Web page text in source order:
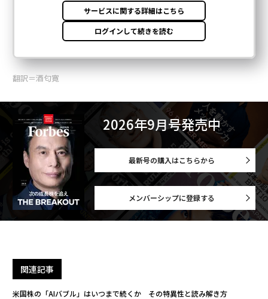
翻訳＝酒匂寛
2026年9月号発売中
最新号の購入はこちらから
メンバーシップに登録する
関連記事
米国株の「AIバブル」はいつまで続くか その特異性と読み解き方